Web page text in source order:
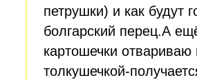
петрушки) и как будут
болгарский перец.А
картошечки
толкушечкой-